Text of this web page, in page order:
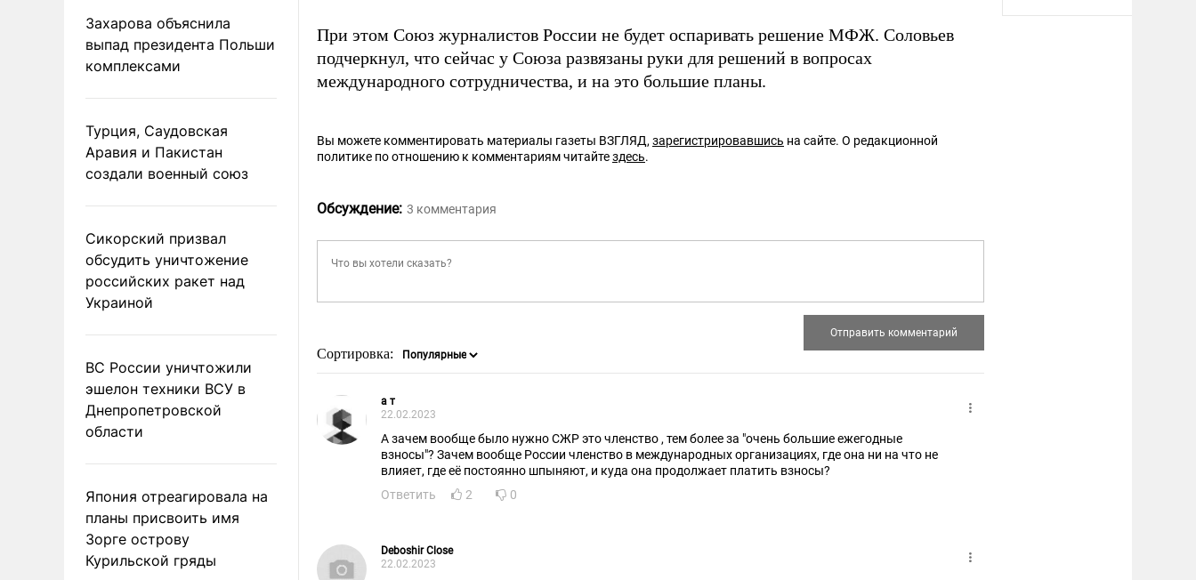
Захарова объяснила
выпад президента Польши
комплексами
Турция, Саудовская
Аравия и Пакистан
создали военный союз
Сикорский призвал
обсудить уничтожение
российских ракет над
Украиной
ВС России уничтожили
эшелон техники ВСУ в
Днепропетровской
области
Япония отреагировала на
планы присвоить имя
Зорге острову
Курильской гряды
При этом Союз журналистов России не будет оспаривать решение МФЖ. Соловьев
подчеркнул, что сейчас у Союза развязаны руки для решений в вопросах
международного сотрудничества, и на это большие планы.
Вы можете комментировать материалы газеты ВЗГЛЯД, зарегистрировавшись на сайте. О редакционной
политике по отношению к комментариям читайтездесь.
Обсуждение: 3 комментария
Сортировка:
а т
22.02.2023
А зачем вообще было нужно СЖР это членство , тем более за "очень большие ежегодные
взносы"? Зачем вообще России членство в международных организациях, где она ни на что не
влияет, где её постоянно шпыняют, и куда она продолжает платить взносы?
Ответить
2 0
Deboshir Close
22.02.2023